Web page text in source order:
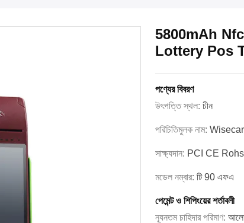
5800mAh
Lottery Pos
পণ্যের বিবরণ
উৎপত্তি স্থল: চীন
পরিচিতিমুলক নাম:
সাক্ষ্যদান: PCI CE Rohs
মডেল নম্বার: টি 90 এফএ
পেমেন্ট ও শিপিংয়ের শর্তাবলী
ন্যূনতম চাহিদার পরিমাণ: